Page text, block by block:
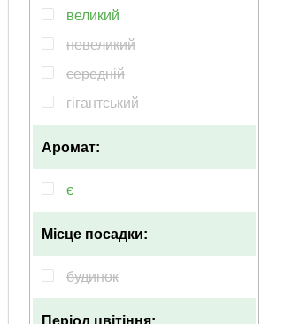
овальна
попугаевiдний
ліліевідний
бахромчата
махрова-гофрована
фімбріата
зірчаста
дзвонова
пірамідальна
помпонна
великий
невеликий
середній
гігантський
Аромат:
є
Місце посадки:
будинок